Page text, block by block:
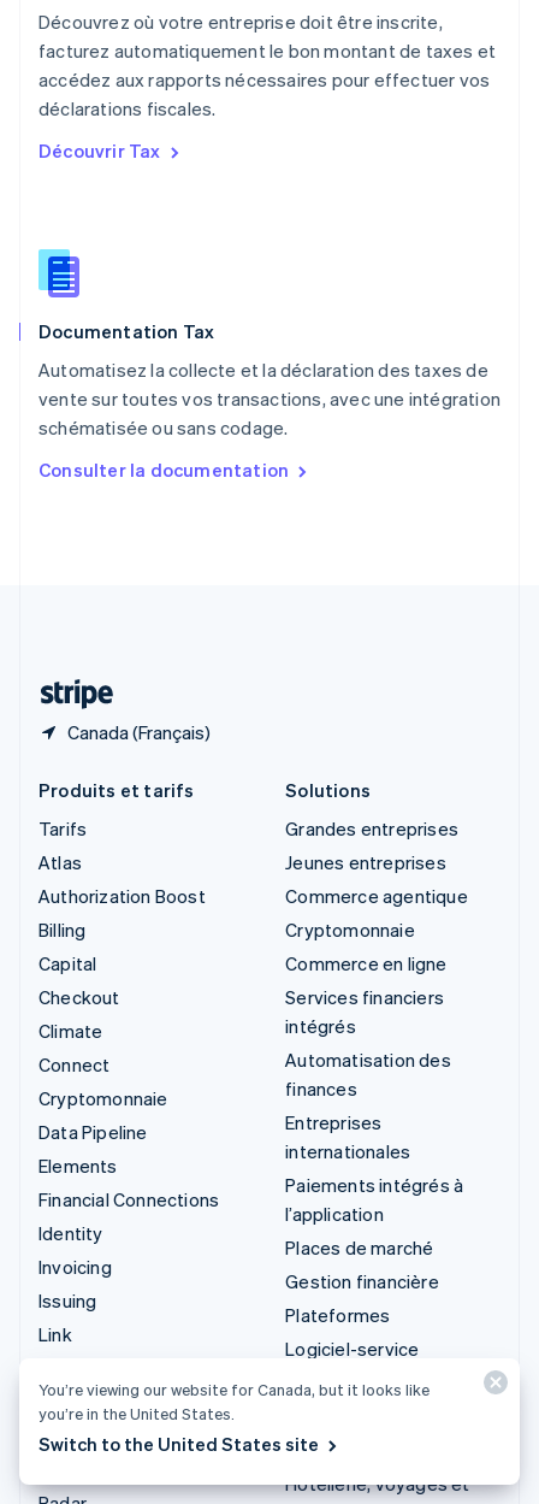
Découvrez où votre entreprise doit être inscrite,
facturez automatiquement le bon montant de taxes et
accédez aux rapports nécessaires pour effectuer vos
déclarations fiscales.
Découvrir Tax
Documentation Tax
Automatisez la collecte et la déclaration des taxes de
vente sur toutes vos transactions, avec une intégration
schématisée ou sans codage.
Consulter la documentation
Canada (Français)
Nouvelle-Zélande
Pays-Bas
NederlandsEnglish
Pologne
Portugal
République tchèque
English
English
Royaume-Uni
Singapour
English简体中文
English
Produits et tarifs
Tarifs
Atlas
Authorization Boost
Billing
Capital
Checkout
Climate
Connect
Cryptomonnaie
Data Pipeline
Elements
Financial Connections
Identity
Invoicing
Issuing
Link
Liens de paiement
Payments
Solutions
Grandes entreprises
Jeunes entreprises
Commerce agentique
Cryptomonnaie
Commerce en ligne
Services financiers
intégrés
Automatisation des
finances
Entreprises
internationales
Paiements intégrés à
l’application
Places de marché
Gestion financière
Plateformes
Logiciel-service
Entreprises d'IA
Jeux
Hôtellerie, voyages et
You’re viewing our website for Canada, but it looks like
you’re in the United States.
Switch to the United States site